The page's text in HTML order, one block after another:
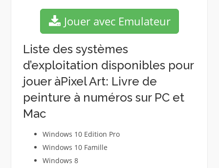
Jouer avec Emulateur
Liste des systèmes
d’exploitation disponibles pour
jouer àPixel Art: Livre de
peinture à numéros sur PC et
Mac
Windows 10 Edition Pro
Windows 10 Famille
Windows 8